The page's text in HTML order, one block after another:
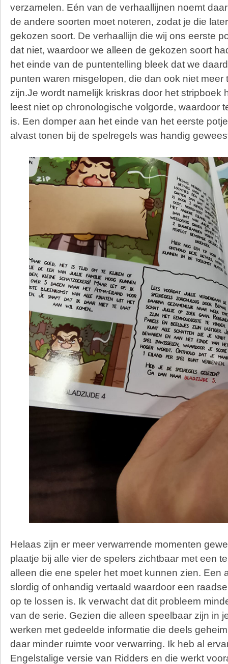
verzamelen. Eén van de verhaallijnen noemt
de andere soorten moet noteren, zodat je die
gekozen soort. De verhaallijn die wij ons eerste
dat niet, waardoor we alleen de gekozen soort
het einde van de puntentelling bleek dat we
punten waren misgelopen, die dan ook niet meer
zijn.Je wordt namelijk kriskras door het stripboek
leest niet op chronologische volgorde, waardoor
is. Een domper aan het einde van het eerste
alvast tonen bij de spelregels was handig
Helaas zijn er meer verwarrende momenten
plaatje bij alle vier de spelers zichtbaar met een
alleen die ene speler het moet kunnen zien. Een
slordig of onhandig vertaald waardoor een
op te lossen is. Ik verwacht dat dit probleem
van de serie. Gezien die alleen speelbaar zijn in
werken met gedeelde informatie die deels
daar minder ruimte voor verwarring. Ik heb al
Engelstalige versie van Ridders en die werkt